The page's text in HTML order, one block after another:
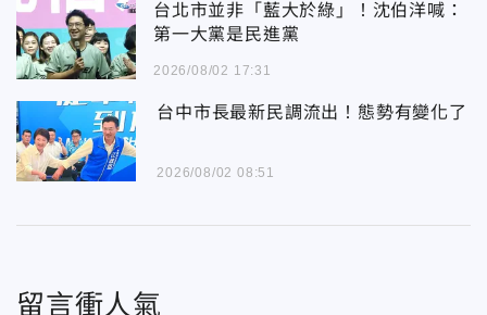
台北市並非「藍大於綠」！沈伯洋喊：
第一大黨是民進黨
2026/08/02 17:31
台中市長最新民調流出！態勢有變化了
2026/08/02 08:51
留言衝人氣